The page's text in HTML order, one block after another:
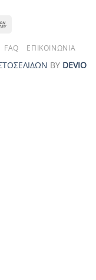
Delivery
FAQ ΕΠΙΚΟΙΝΩΝΊΑ
ΒΥ DEVIO